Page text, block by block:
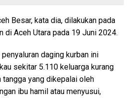
Besar, kata dia, dilakukan pada
di Aceh Utara pada 19 Juni 2024.
daging kurban ini
sekitar 5.110 keluarga kurang
tangga yang dikepalai oleh
ibu hamil atau menyusui,